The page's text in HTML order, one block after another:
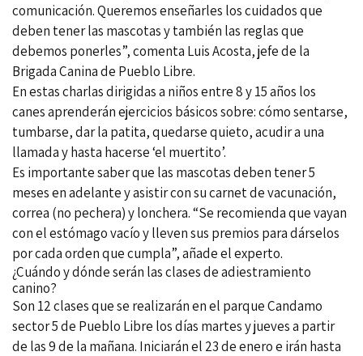
comunicación. Queremos enseñarles los cuidados que
deben tener las mascotas y también las reglas que
debemos ponerles”, comenta Luis Acosta, jefe de la
Brigada Canina de Pueblo Libre.
En estas charlas dirigidas a niños entre 8 y 15 años los
canes aprenderán ejercicios básicos sobre: cómo sentarse,
tumbarse, dar la patita, quedarse quieto, acudir a una
llamada y hasta hacerse ‘el muertito’.
Es importante saber que las mascotas deben tener 5
meses en adelante y asistir con su carnet de vacunación,
correa (no pechera) y lonchera. “Se recomienda que vayan
con el estómago vacío y lleven sus premios para dárselos
por cada orden que cumpla”, añade el experto.
¿Cuándo y dónde serán las clases de adiestramiento
canino?
Son 12 clases que se realizarán en el parque Candamo
sector 5 de Pueblo Libre los días martes y jueves a partir
de las 9 de la mañana. Iniciarán el 23 de enero e irán hasta